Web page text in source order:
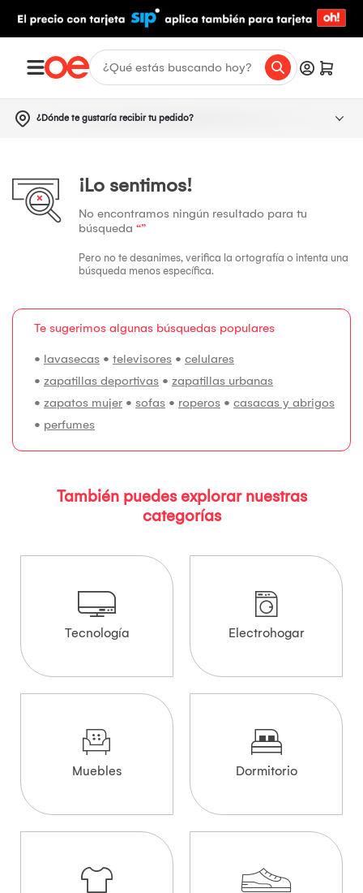
¿Dónde te gustaría recibir tu pedido?
¡Lo sentimos!
No encontramos ningún resultado para tu
búsqueda “”
Pero no te desanimes, verifica la ortografía o intenta una
búsqueda menos específica.
Te sugerimos algunas búsquedas populares
• lavasecas • televisores • celulares
• zapatillas deportivas • zapatillas urbanas
• zapatos mujer • sofas • roperos • casacas y abrigos
• perfumes
También puedes explorar nuestras
categorías
Tecnología Electrohogar
Muebles Dormitorio